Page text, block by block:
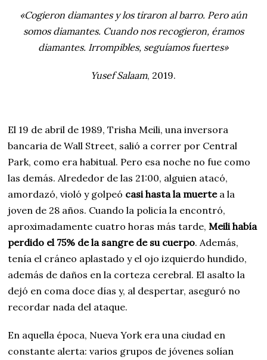
«Cogieron diamantes y los tiraron al barro. Pero aún
somos diamantes. Cuando nos recogieron, éramos
diamantes. Irrompibles, seguíamos fuertes»
Yusef Salaam, 2019.
El 19 de abril de 1989, Trisha Meili, una inversora
bancaria de Wall Street, salió a correr por Central
Park, como era habitual. Pero esa noche no fue como
las demás. Alrededor de las 21:00, alguien atacó,
amordazó, violó y golpeó casi hasta la muertea la
joven de 28 años. Cuando la policía la encontró,
aproximadamente cuatro horas más tarde, Meili había
perdido el 75% de la sangre de su cuerpo. Además,
tenía el cráneo aplastado y el ojo izquierdo hundido,
además de daños en la corteza cerebral. El asalto la
dejó en coma doce días y, al despertar, aseguró no
recordar nada del ataque.
En aquella época, Nueva York era una ciudad en
constante alerta: varios grupos de jóvenes solían